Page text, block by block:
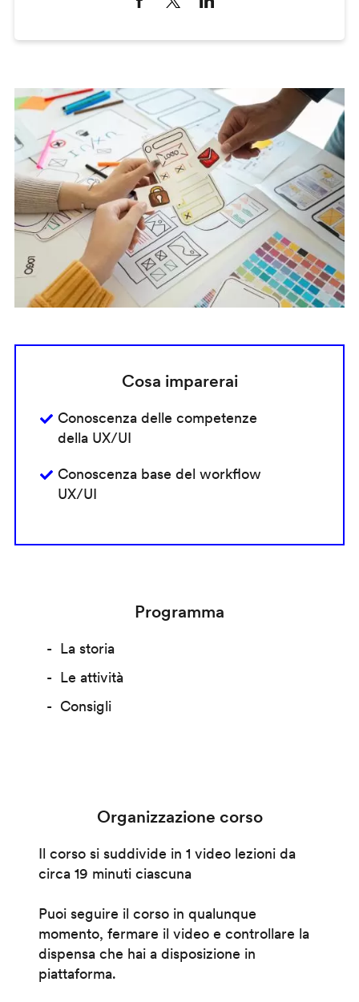
Cosa imparerai
Conoscenza delle competenze
della UX/UI
Conoscenza base del workflow
UX/UI
Programma
La storia
Le attività
Consigli
Organizzazione corso
Il corso si suddivide in 1 video lezioni da
circa 19 minuti ciascuna
Puoi seguire il corso in qualunque
momento, fermare il video e controllare la
dispensa che hai a disposizione in
piattaforma.